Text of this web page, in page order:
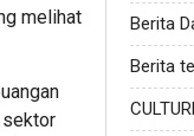
melihat
sektor
Berita
Berita